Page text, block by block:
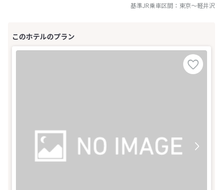
基準JR乗車区間： 東京～軽井沢